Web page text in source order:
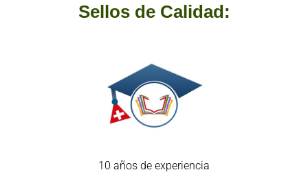
Sellos de Calidad:
10 años de experiencia